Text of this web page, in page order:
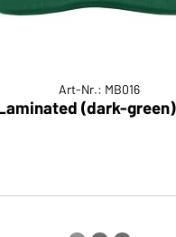
Art-Nr.: MB016
(dark-green)